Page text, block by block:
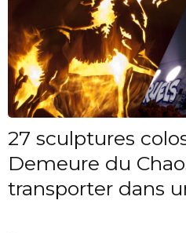
27 sculptures
Demeure du
transporter dans